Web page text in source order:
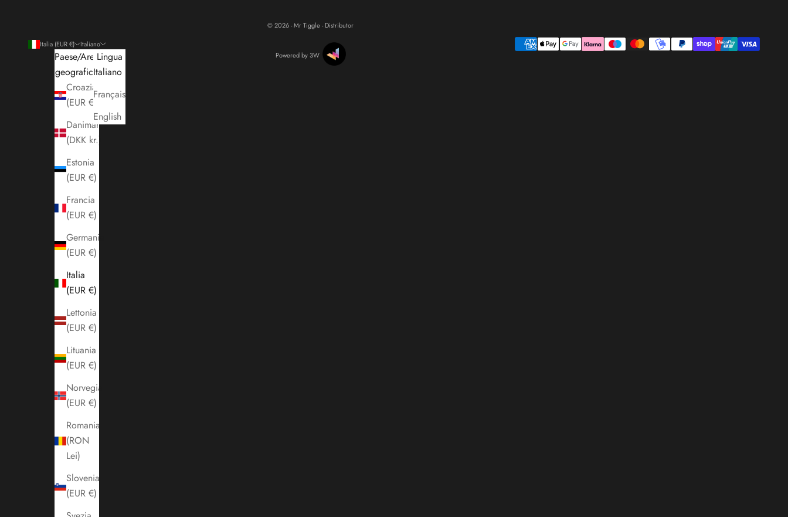
Italia (EUR €)
Paese/Area
geografica
Croazia
(EUR €)
Danimarca
(DKK kr.)
Estonia
(EUR €)
Francia
(EUR €)
Germania
(EUR €)
Italia
(EUR €)
Lettonia
(EUR €)
Lituania
(EUR €)
Norvegia
(EUR €)
Romania
(RON
Lei)
Slovenia
(EUR €)
Italiano
Lingua
Italiano
Français
English
© 2026 - Mr Tiggle - Distributor
Powered by 3W